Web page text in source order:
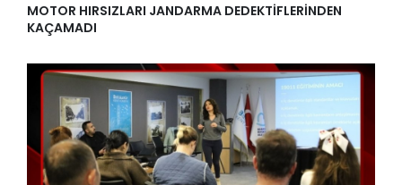
MOTOR HIRSIZLARI JANDARMA DEDEKTİFLERİNDEN
KAÇAMADI